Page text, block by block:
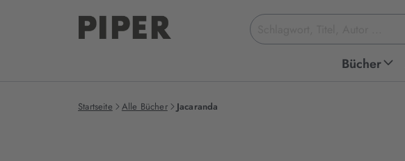
Suchbegriff
eingeben
Bücher
Startseite Alle Bücher Jacaranda